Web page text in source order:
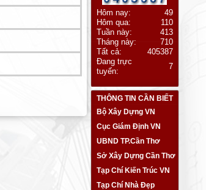
Hôm nay:
49
Hôm qua:
110
Tuần này:
413
Tháng này:
710
Tất cả:
405387
Đang trực
tuyến:
7
THÔNG TIN CẦN BIẾT
Bộ Xây Dựng VN
Cục Giám Định VN
UBND TP.Cần Thơ
Sở Xây Dựng Cần Thơ
Tạp Chí Kiến Trúc VN
Tạp Chí Nhà Đẹp